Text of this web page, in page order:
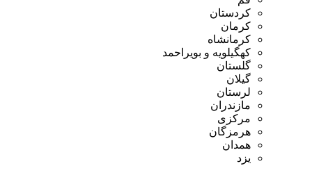
کردستان
کرمان
کرمانشاه
کهگیلویه و بویراحمد
گلستان
گیلان
لرستان
مازندران
مرکزی
هرمزگان
همدان
یزد